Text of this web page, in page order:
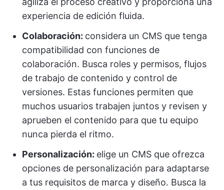
experiencia de edición fluida.
Colaboración: considera un CMS que tenga
compatibilidad con funciones de
colaboración. Busca roles y permisos, flujos
de trabajo de contenido y control de
versiones. Estas funciones permiten que
muchos usuarios trabajen juntos y revisen y
aprueben el contenido para que tu equipo
nunca pierda el ritmo.
Personalización: elige un CMS que ofrezca
opciones de personalización para adaptarse
a tus requisitos de marca y diseño. Busca la